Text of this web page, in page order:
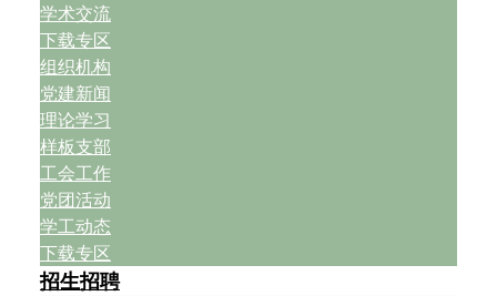
学术交流
下载专区
组织机构
党建新闻
理论学习
样板支部
工会工作
党团活动
学工动态
下载专区
招生招聘